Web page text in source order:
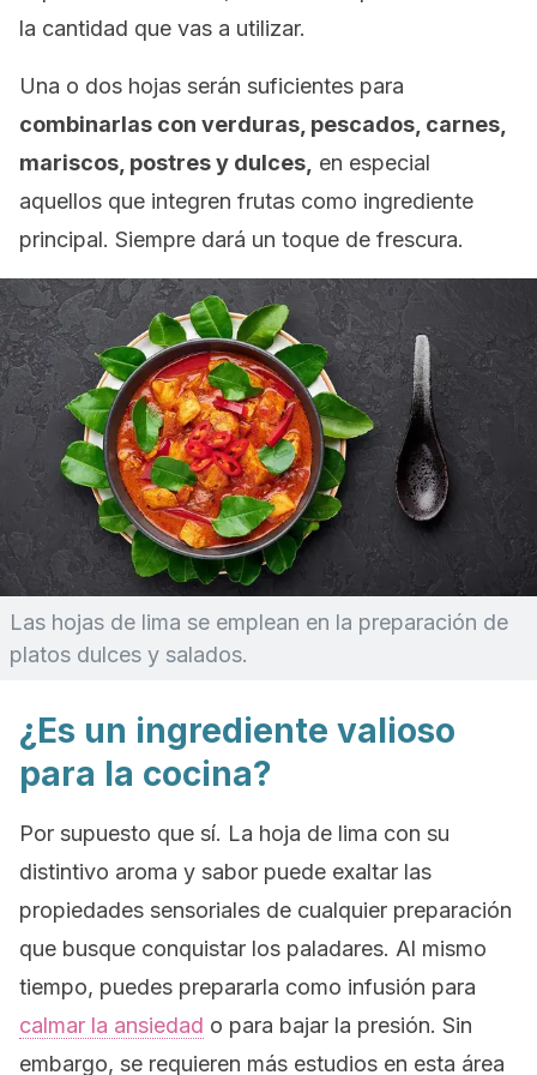
la cantidad que vas a utilizar.
Una o dos hojas serán suficientes para
combinarlas con verduras, pescados, carnes,
mariscos, postres y dulces, en especial
aquellos que integren frutas como ingrediente
principal. Siempre dará un toque de frescura.
Las hojas de lima se emplean en la preparación de
platos dulces y salados.
¿Es un ingrediente valioso
para la cocina?
Por supuesto que sí. La hoja de lima con su
distintivo aroma y sabor puede exaltar las
propiedades sensoriales de cualquier preparación
que busque conquistar los paladares. Al mismo
tiempo, puedes prepararla como infusión para
calmar la ansiedad o para bajar la presión. Sin
embargo, se requieren más estudios en esta área